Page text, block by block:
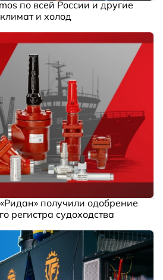
по всей России и другие
и холод
получили одобрение
регистра судоходства